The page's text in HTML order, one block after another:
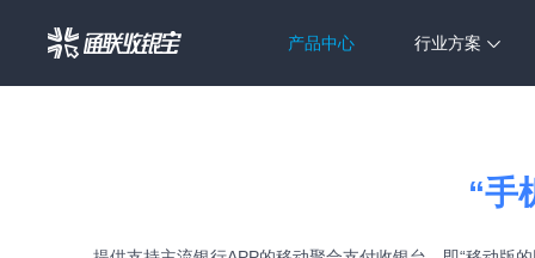
产品中心 行业方案
“手